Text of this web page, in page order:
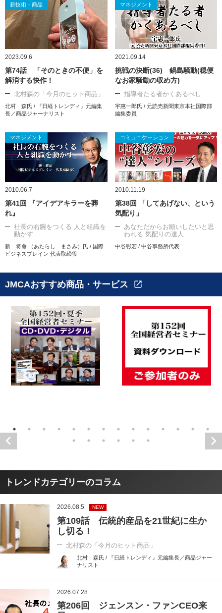
新技術・商品
2023.09.6
第74話 「そのときの不便」を
解消する快作！
北村森の「今月のヒット商品」
北村 森氏 / 『日経トレンディ』元編集
長／商品ジャーナリスト
マネジメント
2021.09.14
挑戦の決断(36) 鍋島騒動(穏便
なお家騒動の収め方)
指導者たる者かくあるべし
宇惠一郎氏 / 元読売新聞東京本社国際部
編集委員
マネジメント
2010.06.7
第41回 『アイデアキラーを葬
れ』
社長の右腕をつくる 人と組織を
動かす
新 将命 （あたらし まさみ）氏 / 国際
ビジネスブレイン 代表取締役
コミュニケーション
2010.11.19
第38回 「してあげない、という
気配り」
あなただからお願いしたいと思
われる 気配りの達人
中谷彰宏 / 中谷事務所代表
JMCAおすすめ商品・サービス open_in_new
トレンドカテゴリーのコラム
2026.08.5 NEW
第109話 伝統的産品を21世紀に生か
し切る！
北村森の「今月のヒット商品」
北村 森氏 / 『日経トレンディ』元編集長／商品ジャー
ナリスト
2026.07.28
第206回 ジェンスン・ファンCEO来